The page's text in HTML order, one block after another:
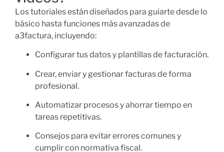
Los tutoriales están diseñados para guiarte desde lo
básico hasta funciones más avanzadas de
a3factura, incluyendo:
Configurar tus datos y plantillas de facturación.
Crear, enviar y gestionar facturas de forma
profesional.
Automatizar procesos y ahorrar tiempo en
tareas repetitivas.
Consejos para evitar errores comunes y
cumplir con normativa fiscal.